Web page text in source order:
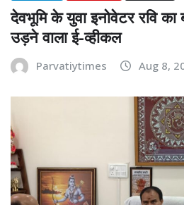
देवभूमि के युवा इनोवेटर रवि का
उड़ने वाला ई-व्हीकल
Parvatiytimes Aug 8,